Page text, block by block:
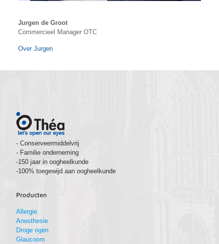
Jurgen de Groot
Commercieel Manager OTC
Over Jurgen
- Conserveermiddelvrij
- Familie onderneming
-150 jaar in oogheelkunde
-100% toegewijd aan oogheelkunde
Producten
Allergie
Anesthesie
Droge ogen
Glaucoom